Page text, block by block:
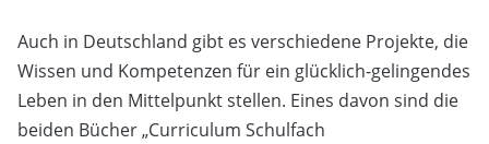
Auch in Deutschland gibt es verschiedene Projekte, die
Wissen und Kompetenzen für ein glücklich-gelingendes
Leben in den Mittelpunkt stellen. Eines davon sind die
beiden Bücher „Curriculum Schulfach